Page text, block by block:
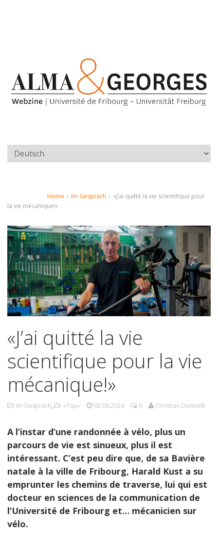
Home › Im Gespräch › «J’ai quitté la vie scientifique pour
la vie mécanique!»
«J’ai quitté la vie
scientifique pour la vie
mécanique!»
Im Gespräch, «Top» 03.09.2024 0 Christian Doninelli
A l’instar d’une randonnée à vélo, plus un
parcours de vie est sinueux, plus il est
intéressant. C’est peu dire que, de sa Bavière
natale à la ville de Fribourg, Harald Kust a su
emprunter les chemins de traverse, lui qui est
docteur en sciences de la communication de
l’Université de Fribourg et… mécanicien sur
vélo.